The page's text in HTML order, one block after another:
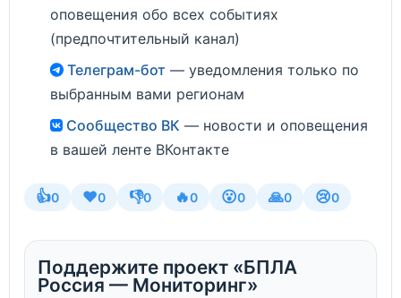
оповещения обо всех событиях
(предпочтительный канал)
Телеграм-бот — уведомления только по
выбранным вами регионам
Сообщество ВК — новости и оповещения
в вашей ленте ВКонтакте
👍0 ❤️0 👎0 🔥0 😮0 🙏0 😢0
Поддержите проект «БПЛА
Россия — Мониторинг»